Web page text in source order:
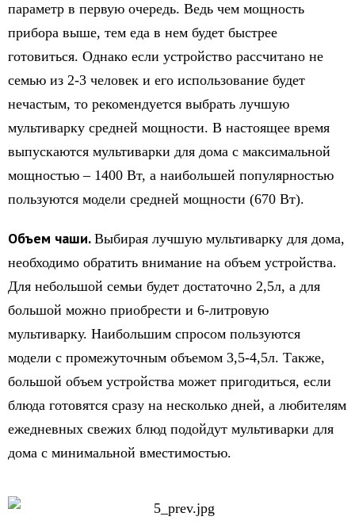
параметр в первую очередь. Ведь чем мощность
прибора выше, тем еда в нем будет быстрее
готовиться. Однако если устройство рассчитано не
семью из 2-3 человек и его использование будет
нечастым, то рекомендуется выбрать лучшую
мультиварку средней мощности. В настоящее время
выпускаются мультиварки для дома с максимальной
мощностью – 1400 Вт, а наибольшей популярностью
пользуются модели средней мощности (670 Вт).
Объем чаши. Выбирая лучшую мультиварку для дома,
необходимо обратить внимание на объем устройства.
Для небольшой семьи будет достаточно 2,5л, а для
большой можно приобрести и 6-литровую
мультиварку. Наибольшим спросом пользуются
модели с промежуточным объемом 3,5-4,5л. Также,
большой объем устройства может пригодиться, если
блюда готовятся сразу на несколько дней, а любителям
ежедневных свежих блюд подойдут мультиварки для
дома с минимальной вместимостью.